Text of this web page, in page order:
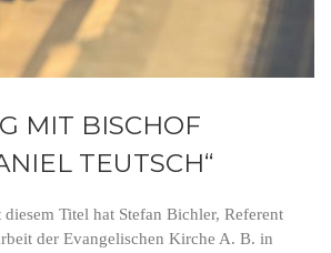
MIT BISCHOF
TEUTSCH“
Titel hat Stefan Bichler, Referent
der Evangelischen Kirche A. B. in